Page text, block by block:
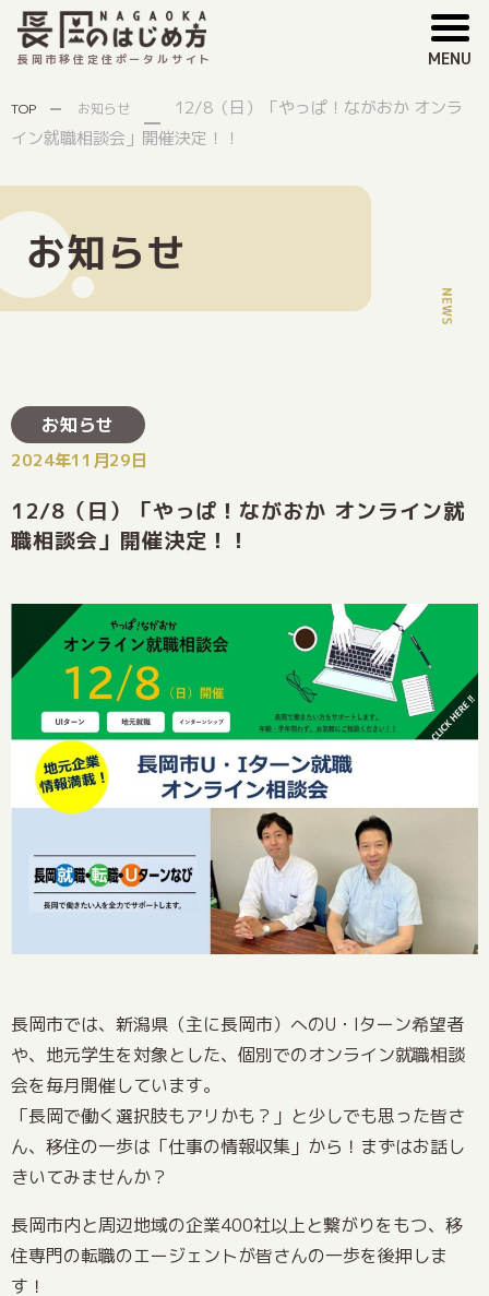
長岡市移住定住ポータルサイト MENU
TOP お知らせ
12/8（日）「やっぱ！ながおか オンラ
イン就職相談会」開催決定！！
お知らせ
お知らせ
2024年11月29日
12/8（日）「やっぱ！ながおか オンライン就
職相談会」開催決定！！
長岡市では、新潟県（主に長岡市）へのU・Iターン希望者
や、地元学生を対象とした、個別でのオンライン就職相談
会を毎月開催しています。
「長岡で働く選択肢もアリかも？」と少しでも思った皆さ
ん、移住の一歩は「仕事の情報収集」から！まずはお話し
きいてみませんか？
長岡市内と周辺地域の企業400社以上と繋がりをもつ、移
住専門の転職のエージェントが皆さんの一歩を後押しま
す！